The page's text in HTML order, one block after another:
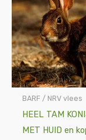
BARF / NRV vlees
HEEL TAM
MET HUID en